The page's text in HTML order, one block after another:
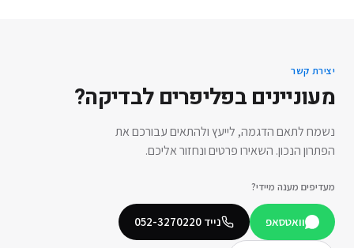
יצירת קשר
מעוניינים בפליפרים לבדיקה?
נשמח לתאם הדגמה, לייעץ ולהתאים עבורכם את
הפתרון הנכון. השאירו פרטים ונחזור אליכם.
מעדיפים מענה מיידי?
וואטסאפ נייד 052-3270220